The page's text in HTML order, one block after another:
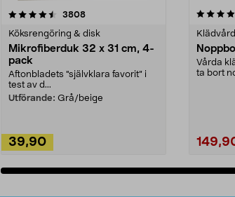
3808recensioner
Köksrengöring & disk
Mikrofiberduk 32 x 31 cm, 4-
pack
Aftonbladets "självklara favorit” i
test av d...
Utförande: Grå/beige
39,90
4.0av 5 stjärnor
Klädvård
Vårda
ta bort